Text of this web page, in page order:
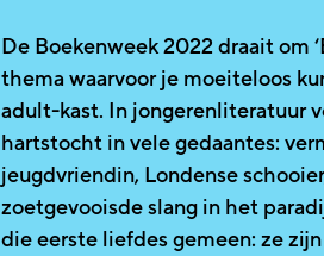
De Boekenweek 2022 draait om
thema waarvoor je moeiteloos
adult-kast. In jongerenliteratuur
hartstocht in vele gedaantes:
jeugdvriendin, Londense
zoetgevooisde slang in het
die eerste liefdes gemeen: ze